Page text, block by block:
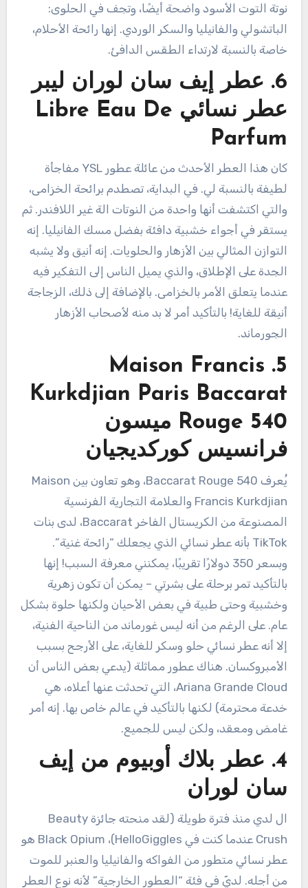
نوتة التوت الأسود واضحة أيضًا، وتجف في الحلوى:
الباتشولي والفانيليا والسكر الوردي. إنها رائحة الأحلام،
خاصة بالنسبة لارتداء الطقس الدافئ.
6. عطر إيف سان لوران ليبر
عطر نسائي Libre Eau De
Parfum
كان هذا العطر الأحدث من عائلة عطور YSL مفاجأة
لطيفة بالنسبة لي. في البداية، تصطدم برائحة الخزامى،
والتي اكتشفت أنها واحدة من النوتات الة غير اللافندر. ثم
يستقر في أجواء خشبية دافئة بفضل مسك الفانيليا. إنه
التوازن المثالي بين الأزهار والحلويات. إنه أنيق ولا يشبه
الجدة على الإطلاق، والذي يميل الناس إلى التفكير فيه
عندما يتعلق الأمر بالخزامى. بالإضافة إلى ذلك، الزجاجة
أنيقة للغاية! بالتأكيد أمر لا بد منه لأصحاب الأزهار
الجورماند.
5. Maison Francis
Kurkdjian Paris Baccarat
Rouge 540 ميسون
فرانسيس كوركديجيان
يُعرف Baccarat Rouge 540، وهو تعاون بين Maison
Francis Kurkdjian والعلامة التجارية الفرنسية
المصنوعة من الكريستال الفاخر Baccarat، لدى بنات
TikTok بأنه عطر نسائي الذي يجعلك “رائحة غنية”.
وبسعر 350 دولارًا تقريبًا، يمكنني معرفة السبب! إنها
بالتأكيد تمر برحلة على بشرتي – يمكن أن تكون زهرية
وخشبية وحتى طبية في بعض الأحيان ولكنها حلوة بشكل
عام. على الرغم من أنه ليس غورماند من الناحية الفنية،
إلا أنه عطر نسائي حلو وسكر للغاية، على الأرجح بسبب
الأمبروكسان. هناك عطور مماثلة (يدعي بعض الناس أن
Ariana Grande Cloud، التي تحدثت عنها أعلاه، هي
خدعة محترمة) لكنها بالتأكيد في عالم خاص بها. إنه أمر
غامض ومعقد، ولكن ليس للجميع.
4. عطر بلاك أوبيوم من إيف
سان لوران
ال لدي منذ فترة طويلة (لقد منحته جائزة Beauty
Crush عندما كنت في HelloGiggles)، Black Opium هو
عطر نسائي متطور من الفواكه والفانيليا والعنبر للموت
من أجله. لديّ في فئة “العطور الخارجية” لأنه نوع العطر